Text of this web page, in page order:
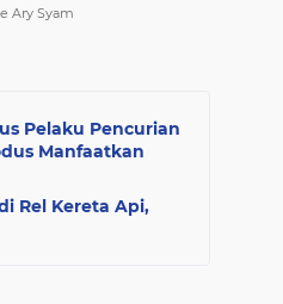
Ary Syam
Pelaku Pencurian
Manfaatkan
Rel Kereta Api,